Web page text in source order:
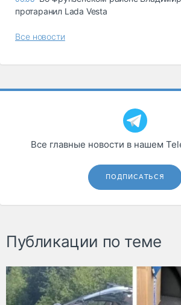
протаранил Lada Vesta
Все новости
Все главные новости в нашем
ПОДПИСАТЬСЯ
Публикации по теме